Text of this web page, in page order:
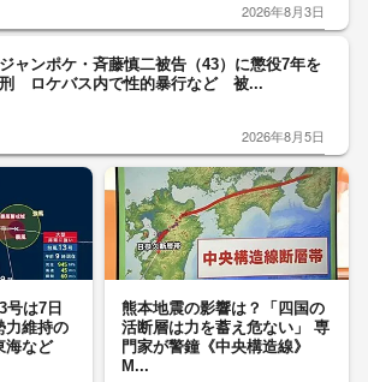
2026年8月3日
ャンポケ・斉藤慎二被告（43）に懲役7年を
ロケバス内で性的暴行など 被...
2026年8月5日
号は7日
維持の
など
熊本地震の影響は？「四国の
活断層は力を蓄え危ない」 専
門家が警鐘《中央構造線》
M...